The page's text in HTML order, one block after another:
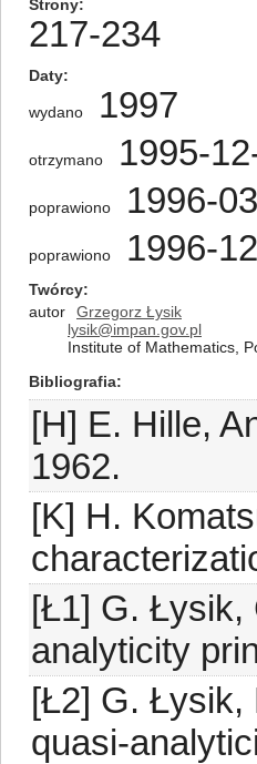
Strony
217-234
Daty
wydano 1997
otrzymano 1995-
poprawiono 1996-
poprawiono 1996-
Twórcy
autor
Grzegorz Łysik
lysik@impan.gov.pl
Institute of Mathematics,
Bibliografia
[H] E. Hille,
1962.
[K] H.
[Ł1] G. Łysik,
analyticity
[Ł2] G. Łysik,
quasi-